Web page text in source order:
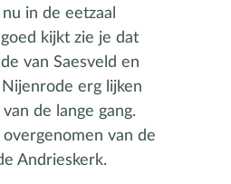
in de eetzaal
kijkt zie je dat
van Saesveld en
erg lijken
de lange gang.
van de
Andrieskerk.